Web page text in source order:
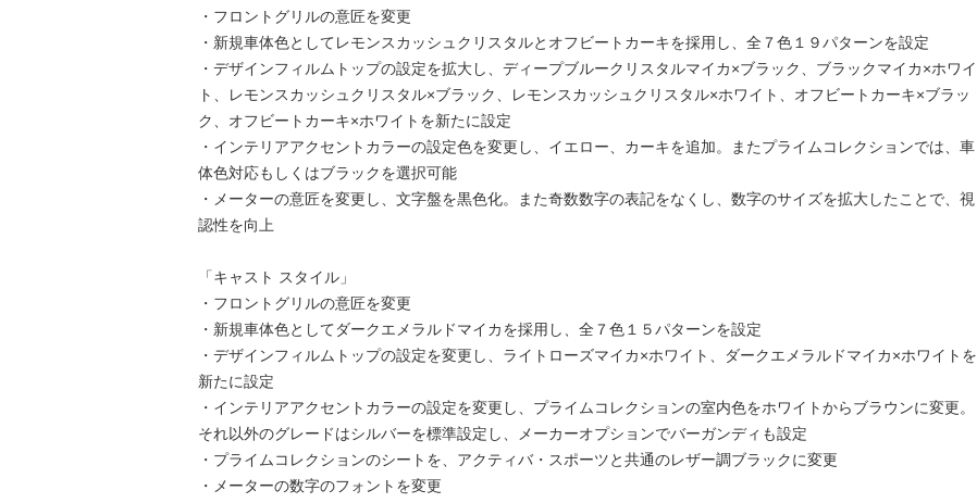
・フロントグリルの意匠を変更
・新規車体色としてレモンスカッシュクリスタルとオフビートカーキを採用し、全７色１９パターンを設定
・デザインフィルムトップの設定を拡大し、ディープブルークリスタルマイカ×ブラック、ブラックマイカ×ホワイ
ト、レモンスカッシュクリスタル×ブラック、レモンスカッシュクリスタル×ホワイト、オフビートカーキ×ブラッ
ク、オフビートカーキ×ホワイトを新たに設定
・インテリアアクセントカラーの設定色を変更し、イエロー、カーキを追加。またプライムコレクションでは、車
体色対応もしくはブラックを選択可能
・メーターの意匠を変更し、文字盤を黒色化。また奇数数字の表記をなくし、数字のサイズを拡大したことで、視
認性を向上
「キャスト スタイル」
・フロントグリルの意匠を変更
・新規車体色としてダークエメラルドマイカを採用し、全７色１５パターンを設定
・デザインフィルムトップの設定を変更し、ライトローズマイカ×ホワイト、ダークエメラルドマイカ×ホワイトを
新たに設定
・インテリアアクセントカラーの設定を変更し、プライムコレクションの室内色をホワイトからブラウンに変更。
それ以外のグレードはシルバーを標準設定し、メーカーオプションでバーガンディも設定
・プライムコレクションのシートを、アクティバ・スポーツと共通のレザー調ブラックに変更
・メーターの数字のフォントを変更